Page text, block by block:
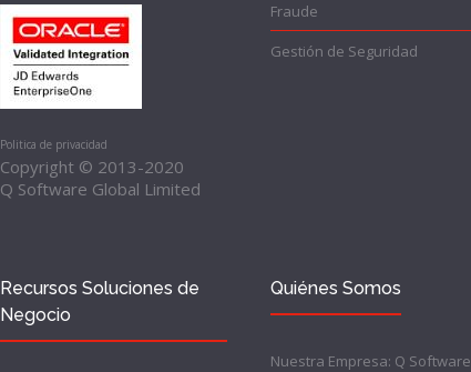
Politica de privacidad
Copyright © 2013-2020
Q Software Global Limited
Fraude
Gestión de Seguridad
Recursos Soluciones de
Negocio
Quiénes Somos
Nuestra Empresa: Q Software